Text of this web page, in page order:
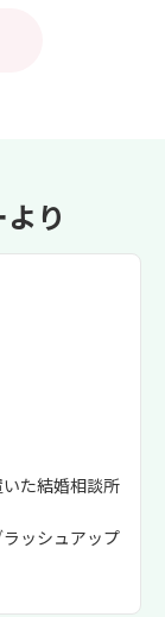
り
た結婚相談所
ッシュアップ